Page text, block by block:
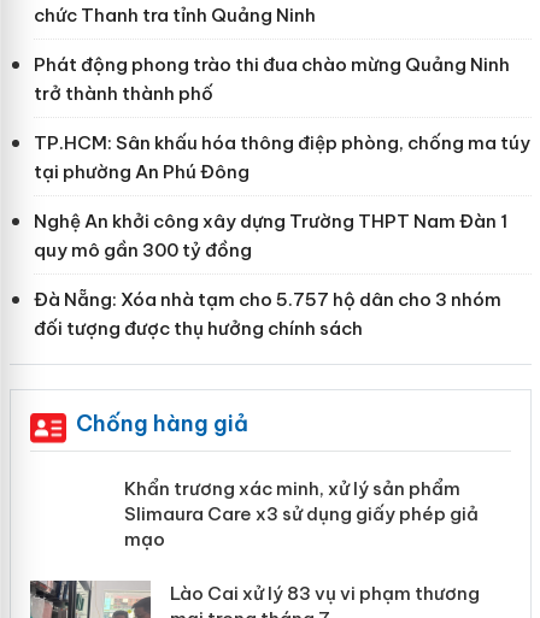
chức Thanh tra tỉnh Quảng Ninh
Phát động phong trào thi đua chào mừng Quảng Ninh
trở thành thành phố
TP.HCM: Sân khấu hóa thông điệp phòng, chống ma túy
tại phường An Phú Đông
Nghệ An khởi công xây dựng Trường THPT Nam Đàn 1
quy mô gần 300 tỷ đồng
Đà Nẵng: Xóa nhà tạm cho 5.757 hộ dân cho 3 nhóm
đối tượng được thụ hưởng chính sách
Chống hàng giả
Khẩn trương xác minh, xử lý sản phẩm
Slimaura Care x3 sử dụng giấy phép